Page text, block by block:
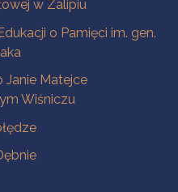
w Zalipiu
o Pamięci im. gen.
Janie Matejce
Wiśniczu